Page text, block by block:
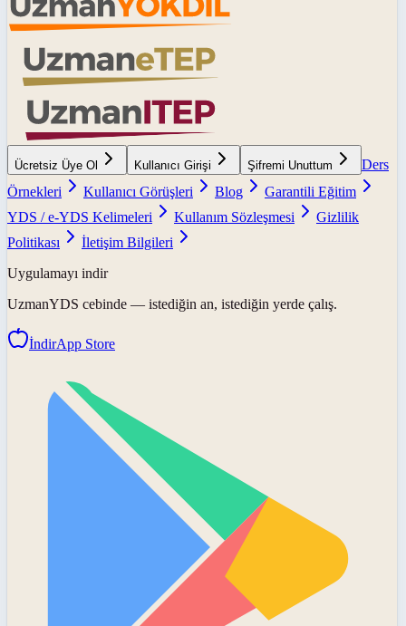
Ücretsiz Üye Ol Kullanıcı Girişi Şifremi Unuttum
Ders
Örnekleri
Kullanıcı Görüşleri Blog
Garantili Eğitim
YDS / e-YDS Kelimeleri
Kullanım Sözleşmesi
Gizlilik
Politikası
İletişim Bilgileri
Uygulamayı indir
UzmanYDS cebinde — istediğin an, istediğin yerde çalış.
İndirApp Store